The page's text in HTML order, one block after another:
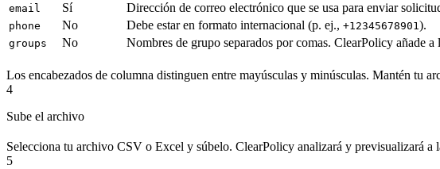
email Sí Dirección de correo electrónico que se usa para enviar
phone No Debe estar en formato internacional (p. ej., +12345678901).
groups No Nombres de grupo separados por comas. ClearPolicy añade
Los encabezados de columna distinguen entre mayúsculas y minúsculas. Mantén tu
4
Sube el archivo
Selecciona tu archivo CSV o Excel y súbelo. ClearPolicy analizará y previsualizará a
5